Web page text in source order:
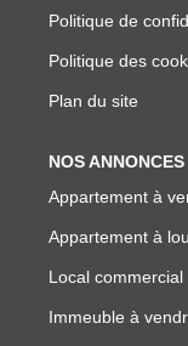
Politique de
Politique des
Plan du site
NOS ANNONCES
Appartement à
Appartement à
Local
Immeuble à